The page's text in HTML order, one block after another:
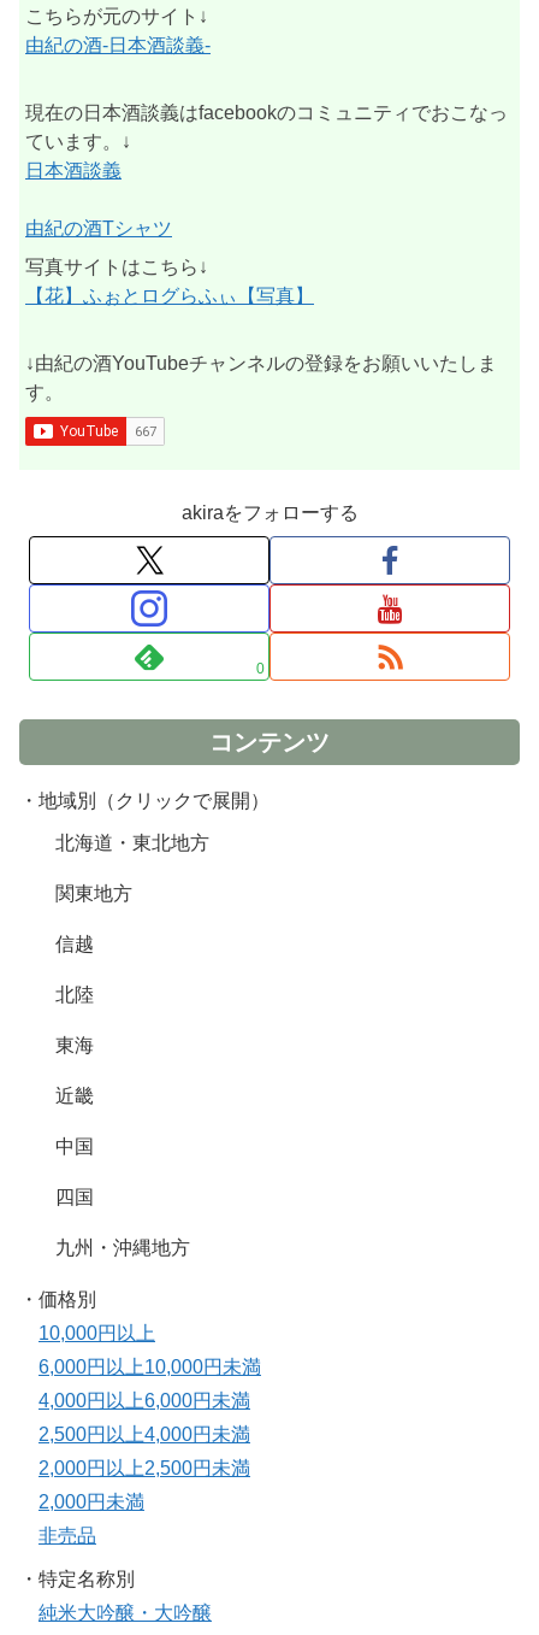
こちらが元のサイト↓
由紀の酒-日本酒談義-
現在の日本酒談義はfacebookのコミュニティでおこなっ
ています。↓
日本酒談義
由紀の酒Tシャツ
写真サイトはこちら↓
【花】ふぉとログらふぃ【写真】
↓由紀の酒YouTubeチャンネルの登録をお願いいたしま
す。
akiraをフォローする
0
コンテンツ
・地域別（クリックで展開）
北海道・東北地方
関東地方
信越
北陸
東海
近畿
中国
四国
九州・沖縄地方
・価格別
10,000円以上
6,000円以上10,000円未満
4,000円以上6,000円未満
2,500円以上4,000円未満
2,000円以上2,500円未満
2,000円未満
非売品
・特定名称別
純米大吟醸・大吟醸